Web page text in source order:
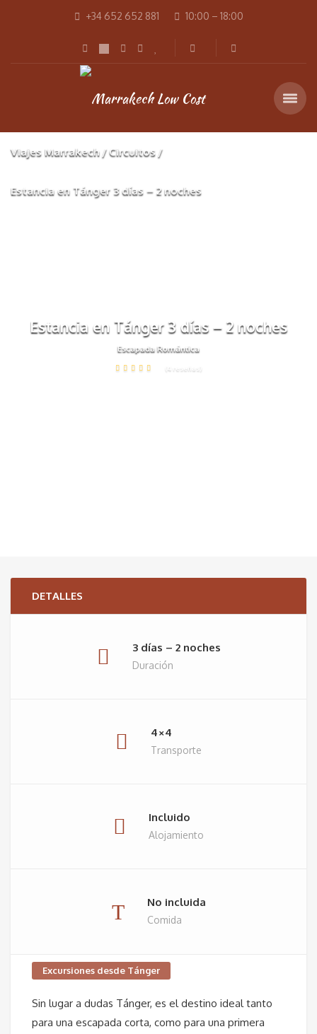
+34 652 652 881 10:00 – 18:00
Viajes Marrakech Circuitos
Estancia en Tánger 3 días – 2 noches
Estancia en Tánger 3 días – 2 noches
Escapada Romántica
(4 reseñas)
DETALLES
3 días – 2 noches
Duración
4×4
Transporte
Incluido
Alojamiento
No incluida
Comida
Excursiones desde Tánger
Sin lugar a dudas Tánger, es el destino ideal tanto
para una escapada corta, como para una primera